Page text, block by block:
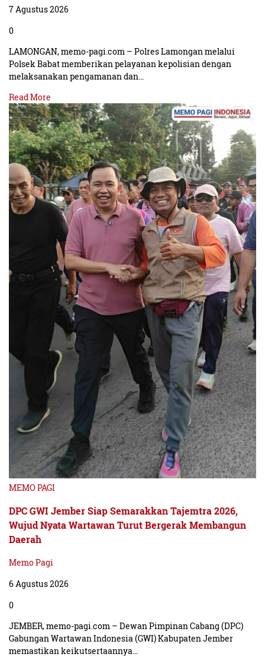
7 Agustus 2026
0
LAMONGAN, memo-pagi.com – Polres Lamongan melalui
Polsek Babat memberikan pelayanan kepolisian dengan
melaksanakan pengamanan dan…
Read More
MEMO PAGI
DPC GWI Jember Siap Semarakkan Tajemtra 2026,
Wujud Nyata Wartawan Turut Bergerak Membangun
Daerah
Memo Pagi
6 Agustus 2026
0
JEMBER, memo-pagi.com – Dewan Pimpinan Cabang (DPC)
Gabungan Wartawan Indonesia (GWI) Kabupaten Jember
memastikan keikutsertaannya…